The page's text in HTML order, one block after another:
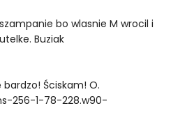
bo wlasnie M wrocil i
Buziak
Ściskam! O.
256-1-78-228.w90-